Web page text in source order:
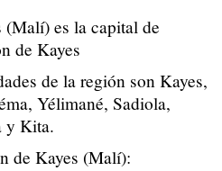
es la capital de
de Kayes
de la región son Kayes,
Yélimané, Sadiola,
y Kita.
de Kayes (Malí):